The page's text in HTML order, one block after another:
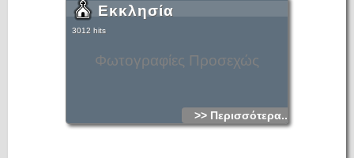
Φωτογραφίες Προσεχώς
Εκκλησία
3012 hits
>> Περισσότερα...